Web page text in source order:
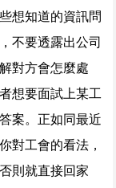
想知道的資訊問
不要透露出公司
對方會怎麼處
想要面試上某工
案。正如同最近
對工會的看法，
則就直接回家